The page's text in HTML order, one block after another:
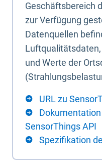
Geschäftsbereich
zur Verfügung
Datenquellen
und Werte der
URL zu
SensorThings API
Spezifikation